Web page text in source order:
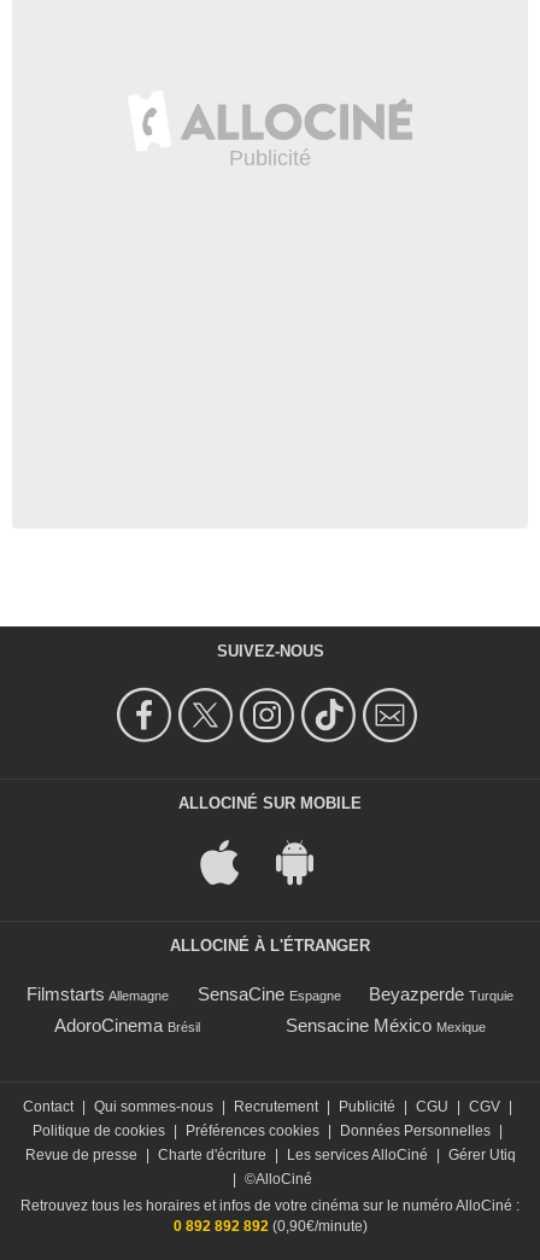
SUIVEZ-NOUS
ALLOCINÉ SUR MOBILE
ALLOCINÉ À L'ÉTRANGER
Filmstarts Allemagne SensaCine Espagne Beyazperde Turquie
AdoroCinema Brésil Sensacine México Mexique
Contact | Qui sommes-nous | Recrutement | Publicité | CGU | CGV |
Politique de cookies | Préférences cookies | Données Personnelles |
Revue de presse
| Charte d'écriture | Les services AlloCiné | Gérer Utiq
| ©AlloCiné
Retrouvez tous les horaires et infos de votre cinéma sur le numéro AlloCiné :
0 892 892 892 (0,90€/minute)